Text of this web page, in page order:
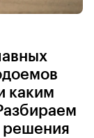
каким
решения